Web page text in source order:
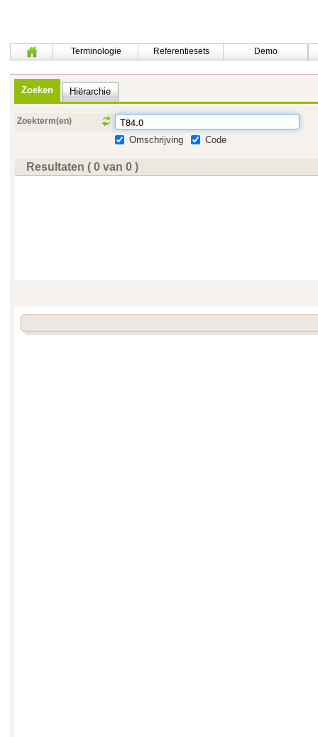
Terminologie Referentiesets Demo
Zoeken Hiërarchie
Zoekterm(en)
Omschrijving Code
Resultaten ( 0 van 0 )